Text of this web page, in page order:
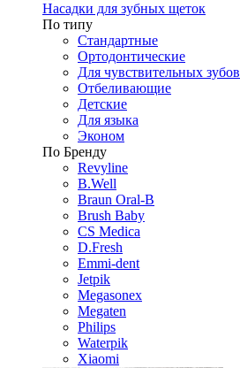
Насадки для зубных щеток
По типу
Стандартные
Ортодонтические
Для чувствительных зубов
Отбеливающие
Детские
Для языка
Эконом
По Бренду
Revyline
B.Well
Braun Oral-B
Brush Baby
CS Medica
D.Fresh
Emmi-dent
Jetpik
Megasonex
Megaten
Philips
Waterpik
Xiaomi